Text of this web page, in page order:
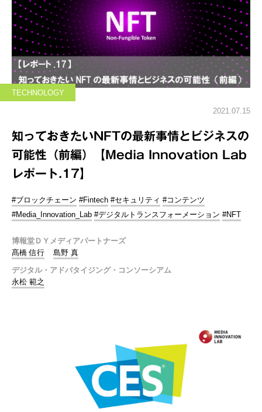
TECHNOLOGY
2021.07.15
知っておきたいNFTの最新事情とビジネスの
可能性（前編）【Media Innovation Lab
レポート.17】
#ブロックチェーン #Fintech #セキュリティ #コンテンツ
#Media_Innovation_Lab #デジタルトランスフォーメーション #NFT
博報堂ＤＹメディアパートナーズ
髙橋 信行
島野 真
デジタル・アドバタイジング・コンソーシアム
永松 範之